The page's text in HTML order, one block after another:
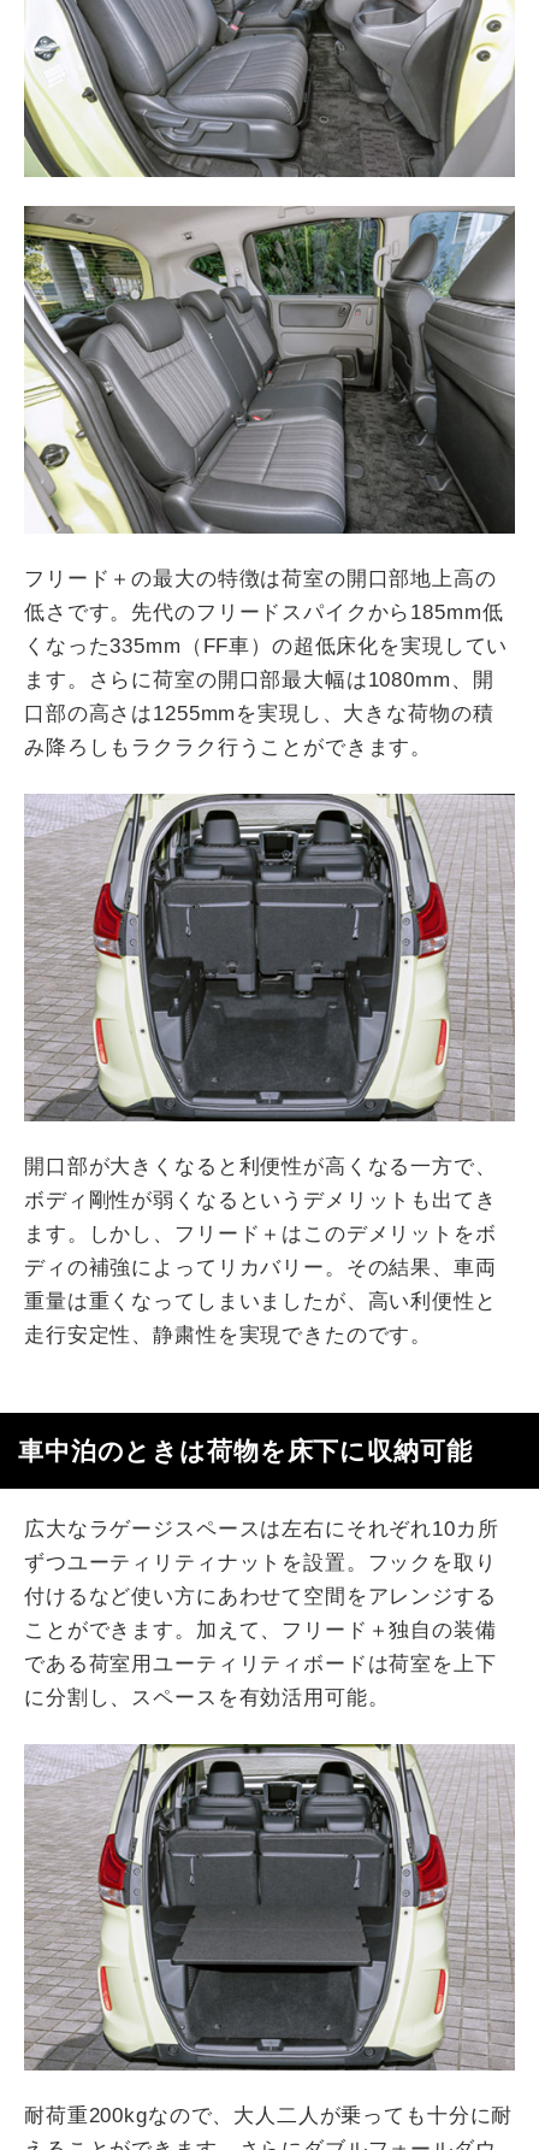
フリード＋の最大の特徴は荷室の開口部地上高の
低さです。先代のフリードスパイクから185mm低
くなった335mm（FF車）の超低床化を実現してい
ます。さらに荷室の開口部最大幅は1080mm、開
口部の高さは1255mmを実現し、大きな荷物の積
み降ろしもラクラク行うことができます。
開口部が大きくなると利便性が高くなる一方で、
ボディ剛性が弱くなるというデメリットも出てき
ます。しかし、フリード＋はこのデメリットをボ
ディの補強によってリカバリー。その結果、車両
重量は重くなってしまいましたが、高い利便性と
走行安定性、静粛性を実現できたのです。
車中泊のときは荷物を床下に収納可能
広大なラゲージスペースは左右にそれぞれ10カ所
ずつユーティリティナットを設置。フックを取り
付けるなど使い方にあわせて空間をアレンジする
ことができます。加えて、フリード＋独自の装備
である荷室用ユーティリティボードは荷室を上下
に分割し、スペースを有効活用可能。
耐荷重200kgなので、大人二人が乗っても十分に耐